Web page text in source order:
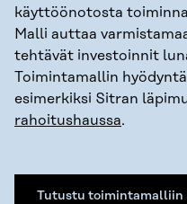
käyttöönotosta
Malli auttaa
tehtävät investoinnit
Toimintamallin
esimerkiksi Sitran
rahoitushaussa.
Tutustu toimintamalliin